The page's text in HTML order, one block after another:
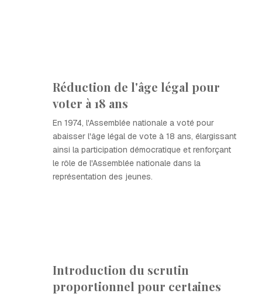
Réduction de l'âge légal pour
voter à 18 ans
En 1974, l'Assemblée nationale a voté pour
abaisser l'âge légal de vote à 18 ans, élargissant
ainsi la participation démocratique et renforçant
le rôle de l'Assemblée nationale dans la
représentation des jeunes.
Introduction du scrutin
proportionnel pour certaines